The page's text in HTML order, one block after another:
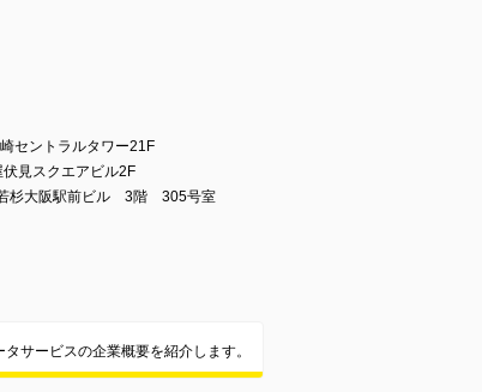
セントラルタワー21F
見スクエアビル2F
杉大阪駅前ビル 3階 305号室
サービスの企業概要を紹介します。